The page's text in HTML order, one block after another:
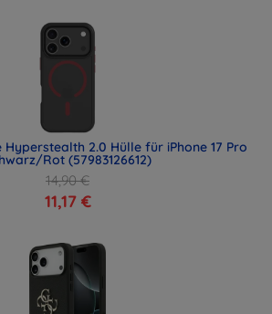
2.0 Hülle für iPhone 17 Pro
Rot (57983126612)
14,90 €
11,17 €